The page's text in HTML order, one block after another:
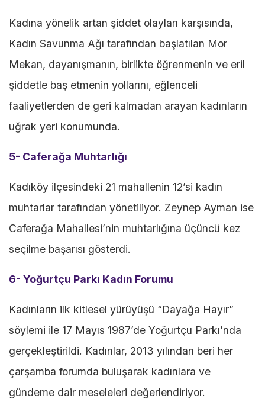
Kadına yönelik artan şiddet olayları karşısında,
Kadın Savunma Ağı tarafından başlatılan Mor
Mekan, dayanışmanın, birlikte öğrenmenin ve eril
şiddetle baş etmenin yollarını, eğlenceli
faaliyetlerden de geri kalmadan arayan kadınların
uğrak yeri konumunda.
5- Caferağa Muhtarlığı
Kadıköy ilçesindeki 21 mahallenin 12’si kadın
muhtarlar tarafından yönetiliyor. Zeynep Ayman ise
Caferağa Mahallesi’nin muhtarlığına üçüncü kez
seçilme başarısı gösterdi.
6- Yoğurtçu Parkı Kadın Forumu
Kadınların ilk kitlesel yürüyüşü “Dayağa Hayır”
söylemi ile 17 Mayıs 1987’de Yoğurtçu Parkı’nda
gerçekleştirildi. Kadınlar, 2013 yılından beri her
çarşamba forumda buluşarak kadınlara ve
gündeme dair meseleleri değerlendiriyor.